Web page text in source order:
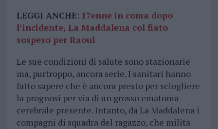
LEGGI ANCHE: 17enne in coma dopo
l’incidente, La Maddalena col fiato
sospeso per Raoul
Le sue condizioni di salute sono stazionarie
ma, purtroppo, ancora serie. I sanitari hanno
fatto sapere che è ancora presto per sciogliere
la prognosi per via di un grosso ematoma
cerebrale presente. Intanto, da La Maddalena i
compagni di squadra del ragazzo, che milita